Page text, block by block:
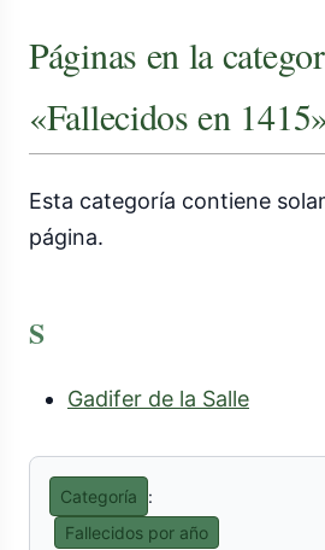
Páginas en la
«Fallecidos en
Esta categoría contiene
página.
S
Gadifer de la Salle
Categoría
:
Fallecidos por año